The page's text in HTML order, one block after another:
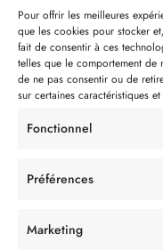
Pour offrir les meilleures
que les cookies pour stocker
fait de consentir à ces
telles que le comportement de
de ne pas consentir ou de
sur certaines caractéristiques
Fonctionnel
Préférences
Marketing
Notre philosophie
Contact
Partenaire de: